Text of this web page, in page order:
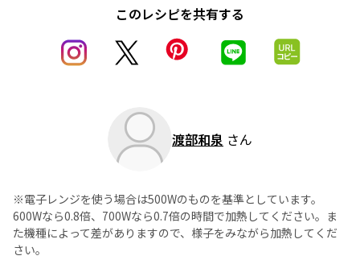
このレシピを共有する
渡部和泉 さん
※電子レンジを使う場合は500Wのものを基準としています。
600Wなら0.8倍、700Wなら0.7倍の時間で加熱してください。ま
た機種によって差がありますので、様子をみながら加熱してくだ
さい。